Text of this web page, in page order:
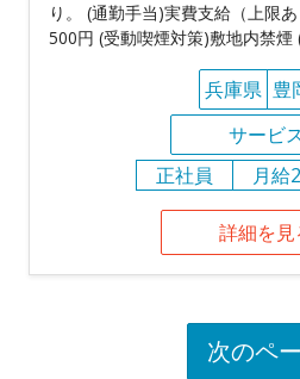
り。 (通勤手当)実費支給（上限
500円 (受動喫煙対策)敷地内禁煙
兵庫県 豊
サービ
正社員
月給
詳細を見
次のペ